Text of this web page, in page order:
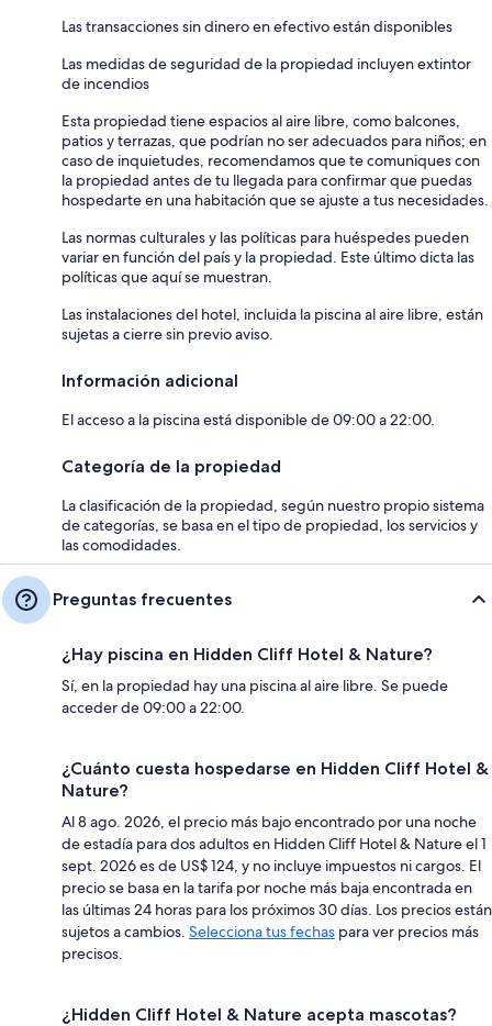
Las transacciones sin dinero en efectivo están disponibles
Las medidas de seguridad de la propiedad incluyen extintor
de incendios
Esta propiedad tiene espacios al aire libre, como balcones,
patios y terrazas, que podrían no ser adecuados para niños; en
caso de inquietudes, recomendamos que te comuniques con
la propiedad antes de tu llegada para confirmar que puedas
hospedarte en una habitación que se ajuste a tus necesidades.
Las normas culturales y las políticas para huéspedes pueden
variar en función del país y la propiedad. Este último dicta las
políticas que aquí se muestran.
Las instalaciones del hotel, incluida la piscina al aire libre, están
sujetas a cierre sin previo aviso.
Información adicional
El acceso a la piscina está disponible de 09:00 a 22:00.
Categoría de la propiedad
La clasificación de la propiedad, según nuestro propio sistema
de categorías, se basa en el tipo de propiedad, los servicios y
las comodidades.
Preguntas frecuentes
¿Hay piscina en Hidden Cliff Hotel & Nature?
Sí, en la propiedad hay una piscina al aire libre. Se puede
acceder de 09:00 a 22:00.
¿Cuánto cuesta hospedarse en Hidden Cliff Hotel &
Nature?
Al 8 ago. 2026, el precio más bajo encontrado por una noche
de estadía para dos adultos en Hidden Cliff Hotel & Nature el 1
sept. 2026 es de US$ 124, y no incluye impuestos ni cargos. El
precio se basa en la tarifa por noche más baja encontrada en
las últimas 24 horas para los próximos 30 días. Los precios están
sujetos a cambios. Selecciona tus fechas para ver precios más
precisos.
¿Hidden Cliff Hotel & Nature acepta mascotas?